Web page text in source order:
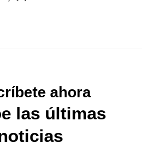
ahora
las últimas